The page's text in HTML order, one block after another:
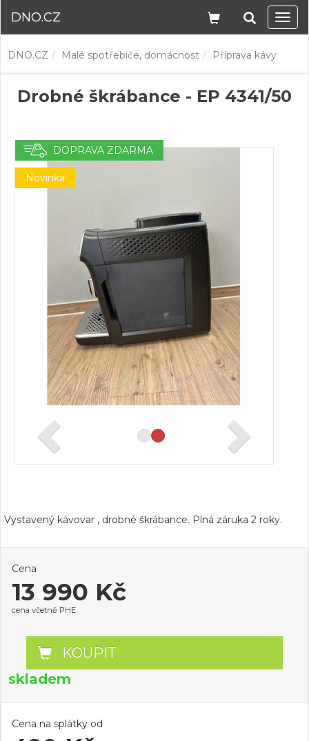
DNO.CZ
DNO.CZ Malé spotřebiče, domácnost Příprava kávy
Drobné škrábance - EP 4341/50
DOPRAVA ZDARMA
Novinka
Vystavený kávovar , drobné škrábance. Plná záruka 2 roky.
Cena
13 990 Kč
cena včetně PHE
KOUPIT
skladem
Cena na splátky od